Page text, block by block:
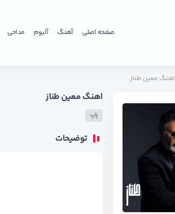
صفحه اصلی آهنگ آلبوم مداحی
اهنگ معین طناز
اهنگ معین طناز
پاپ
توضیحات